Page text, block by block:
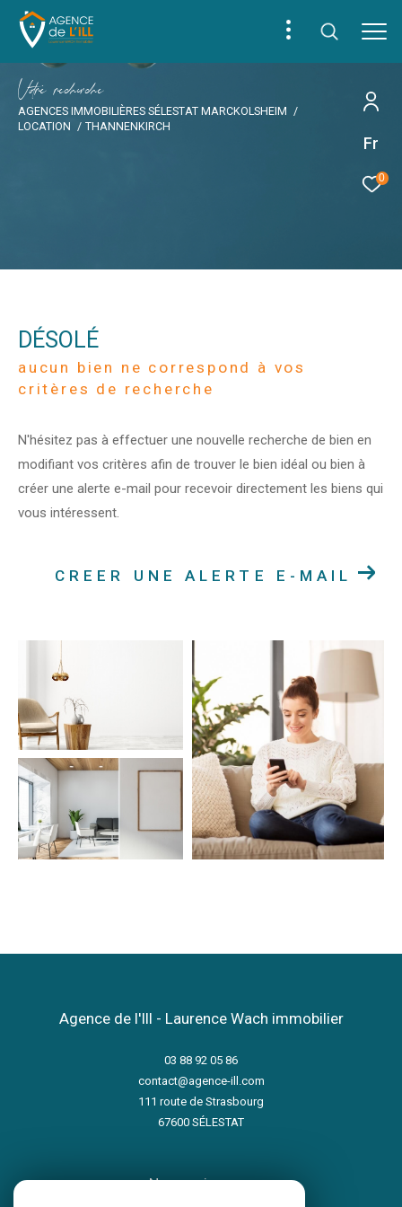
Fr
0
Vore recece
AGENCES IMMOBILIÈRES SÉLESTAT MARCKOLSHEIM
LOCATION
THANNENKIRCH
DÉSOLÉ
aucun bien ne correspond à vos
critères de recherche
N'hésitez pas à effectuer une nouvelle recherche de bien en
modifiant vos critères afin de trouver le bien idéal ou bien à
créer une alerte e-mail pour recevoir directement les biens qui
vous intéressent.
CREER UNE ALERTE E-MAIL
Agence de l'Ill - Laurence Wach immobilier
03 88 92 05 86
contact@agence-ill.com
111 route de Strasbourg
67600
SÉLESTAT
nous suivre sur